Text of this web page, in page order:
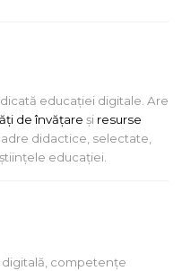
educației digitale. Are
de învățare și resurse
didactice, selectate,
educației.
competențe